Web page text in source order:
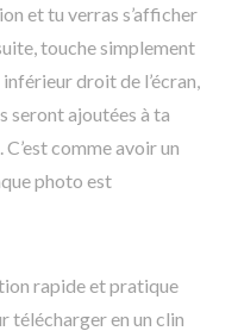
et tu verras s’afficher
touche simplement
droit de l’écran,
seront ajoutées à ta
comme avoir un
photo est
rapide et pratique
télécharger en un clin